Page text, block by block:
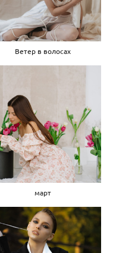
Ветер в волосах
март